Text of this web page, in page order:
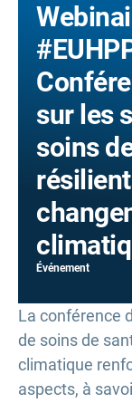
sur les
soins
Événement
La conférence
de soins de
climatique
aspects, à